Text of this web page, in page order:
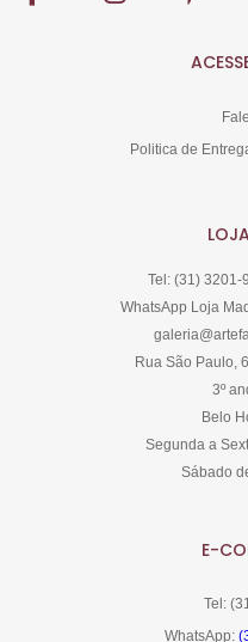
Politica de
Tel: (31) 3201-
WhatsApp Loja
Rua São Paulo,
3º
Belo
Segunda a
Sábado
E-
Tel:
WhatsApp: